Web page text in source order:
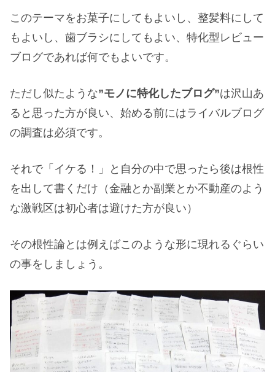
このテーマをお菓子にしてもよいし、整髪料にして
もよいし、歯ブラシにしてもよい、特化型レビュー
ブログであれば何でもよいです。
ただし似たような”モノに特化したブログ”は沢山あ
ると思った方が良い、始める前にはライバルブログ
の調査は必須です。
それで「イケる！」と自分の中で思ったら後は根性
を出して書くだけ（金融とか副業とか不動産のよう
な激戦区は初心者は避けた方が良い）
その根性論とは例えばこのような形に現れるぐらい
の事をしましょう。